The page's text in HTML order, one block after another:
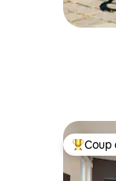
Coup
Coup